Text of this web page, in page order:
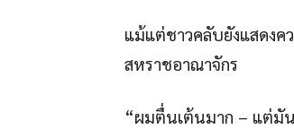
แม้แต่ชาวคลับยังแสดงค
สหราชอาณาจักร
“ผมตื่นเต้นมาก – แต่มัน